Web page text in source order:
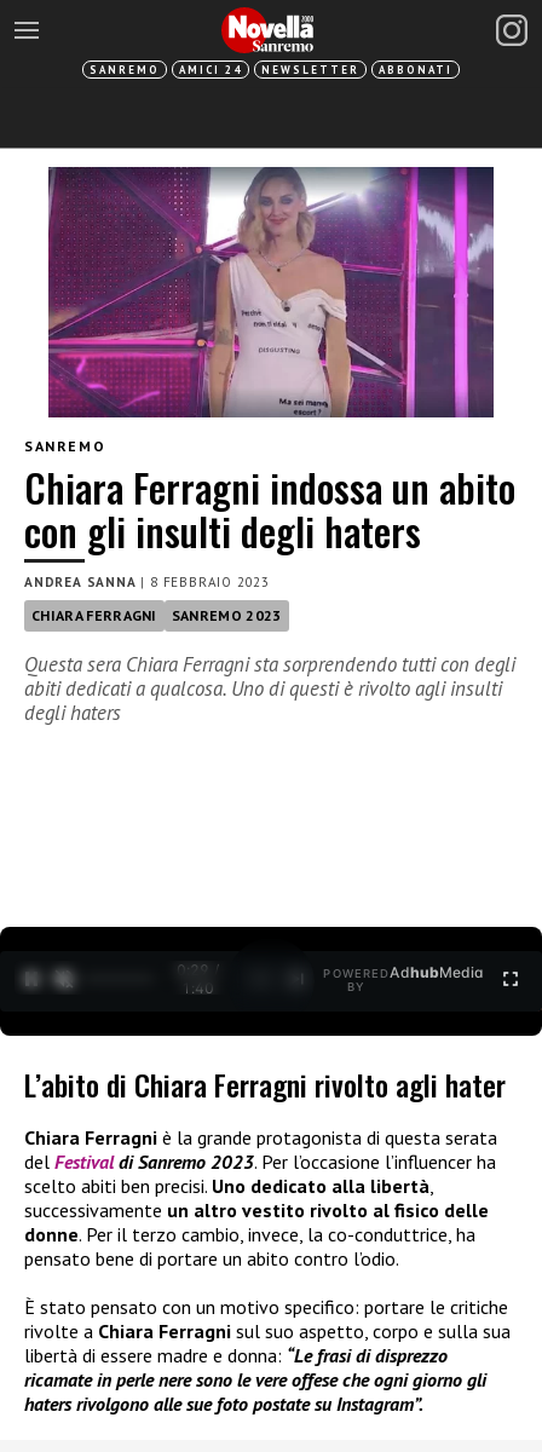
SANREMO AMICI 24 NEWSLETTER ABBONATI
SANREMO
Chiara Ferragni indossa un abito
con gli insulti degli haters
ANDREA SANNA | 8 FEBBRAIO 2023
CHIARA FERRAGNI SANREMO 2023
Questa sera Chiara Ferragni sta sorprendendo tutti con degli
abiti dedicati a qualcosa. Uno di questi è rivolto agli insulti
degli haters
0:30 /
1:40
POWERED
BY
AdhubMedia
L’abito di Chiara Ferragni rivolto agli hater
Chiara Ferragni è la grande protagonista di questa serata
del Festivaldi Sanremo 2023. Per l’occasione l’influencer ha
scelto abiti ben precisi. Uno dedicato alla libertà,
successivamente un altro vestito rivolto al fisico delle
donne. Per il terzo cambio, invece, la co-conduttrice, ha
pensato bene di portare un abito contro l’odio.
È stato pensato con un motivo specifico: portare le critiche
rivolte a Chiara Ferragni sul suo aspetto, corpo e sulla sua
libertà di essere madre e donna: “Le frasi di disprezzo
ricamate in perle nere sono le vere offese che ogni giorno gli
haters rivolgono alle sue foto postate su Instagram”.